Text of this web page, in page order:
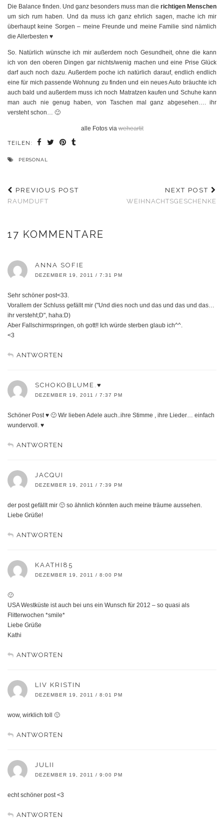
Die Balance finden. Und ganz besonders muss man die richtigen Menschen
um sich rum haben. Und da muss ich ganz ehrlich sagen, mache ich mir
überhaupt keine Sorgen – meine Freunde und meine Familie sind nämlich
die Allerbesten ♥
So. Natürlich wünsche ich mir außerdem noch Gesundheit, ohne die kann
ich von den oberen Dingen gar nichts/wenig machen und eine Prise Glück
darf auch noch dazu. Außerdem poche ich natürlich darauf, endlich endlich
eine für mich passende Wohnung zu finden und ein neues Auto bräuchte ich
auch bald und außerdem muss ich noch Matratzen kaufen und Schuhe kann
man auch nie genug haben, von Taschen mal ganz abgesehen…. ihr
versteht schon… 🙂
alle Fotos viaweheartit
TEILEN:
PERSONAL
PREVIOUS POST
RAUMDUFT
NEXT POST
WEIHNACHTSGESCHENKE
17 KOMMENTARE
ANNA SOFIE
DEZEMBER 19, 2011 / 7:31 PM
Sehr schöner post<33.
Vorallem der Schluss gefällt mir ("Und dies noch und das und das und das…
ihr versteht;D", haha:D)
Aber Fallschirmspringen, oh gott!! Ich würde sterben glaub ich^^.
<3
ANTWORTEN
SCHOKOBLUME.♥
DEZEMBER 19, 2011 / 7:37 PM
Schöner Post ♥ 🙂 Wir lieben Adele auch..ihre Stimme , ihre Lieder… einfach
wundervoll. ♥
ANTWORTEN
JACQUI
DEZEMBER 19, 2011 / 7:39 PM
der post gefällt mir 🙂 so ähnlich könnten auch meine träume aussehen.
Liebe Grüße!
ANTWORTEN
KAATHI85
DEZEMBER 19, 2011 / 8:00 PM
🙂
USA Westküste ist auch bei uns ein Wunsch für 2012 – so quasi als
Flitterwochen *smile*
Liebe Grüße
Kathi
ANTWORTEN
LIV KRISTIN
DEZEMBER 19, 2011 / 8:01 PM
wow, wirklich toll 🙂
ANTWORTEN
JULII
DEZEMBER 19, 2011 / 9:00 PM
echt schöner post <3
ANTWORTEN